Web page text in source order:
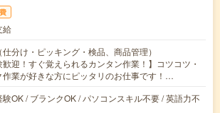
給
分け・ピッキング・検品、商品管理）
歓迎！すぐ覚えられるカンタン作業！】コツコツ・
作業が好きな方にピッタリのお仕事です！…
OK / ブランクOK / パソコンスキル不要 / 英語力不